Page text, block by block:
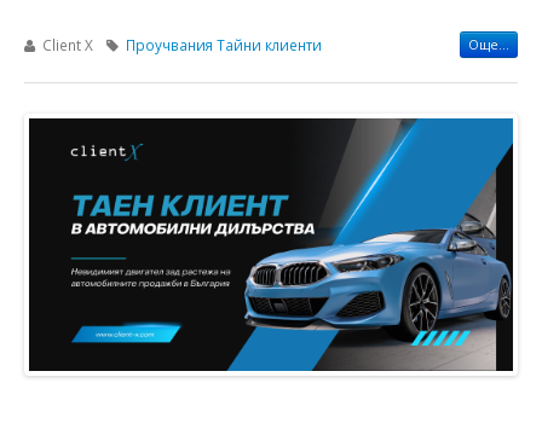
Client X Проучвания Тайни клиенти Още...